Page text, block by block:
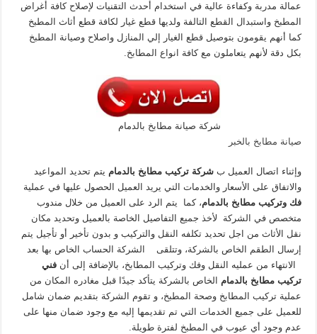
عمالة مدربة وكفاءة عالية في استخدام أحدث التقنيات لإصلاح كافة أغراض
المطبخ واستبدال القطع التالفة ولديها قطع غيار لكافة قطع أثاث المطبخ
كما أنهم يقومون بتوصيل قطع الغيار إلي المنازل واصلاح وصيانة المطبخ
بكل دقة لأنهم يتعاملون مع كافة انواع المطابخ.
شركة صيانة مطابخ بالدمام
صيانة مطابخ بالخبر
وإثناء اتصال العميل بشركة تركيب مطابخ بالدمام يتم تحديد المواعيد
والاتفاق على الأسعار والخدمات التي يريد العميل الحصول عليها في عملية
فك وتركيب مطابخ بالدمام، كما يتم الرد على العميل من خلال مندوب
متخصص في الشركة لأخذ جميع التفاصيل الخاصة بالعميل وتحديد مكان
نقل الأثاث من اجل تحديد تكلفه النقل والتركيب و بدون تأخير أو تأجيل يتم
إرسال الطقم الخاص بالشركة، وتتلقى الشركة الحساب الخاص بها بعد
الانتهاء من عمليه النقل وفك وتركيب المطابخ، بالإضافة إلى أنفني
تركيب مطابخ بالدمام
الخاص بالشركة يتأكد جيدًا قبل مغادره المكان من
عملية تركيب المطابخ وصحة المطبخ، و تقوم الشركة بتقديم ضمان شامل
للعميل على جميع الخدمات التي تم تقديمها إليه مع وجود ضمان منها على
عدم وجود أي عيوب في المطبخ لفترة طويلة.